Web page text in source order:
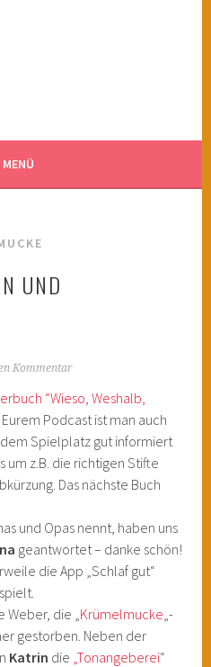
MENÜ
UND
Kommentar
“Wieso, Weshalb,
Podcast ist man auch
Spielplatz gut informiert
um z.B. die richtigen Stifte
Das nächste Buch
und Opas nennt, haben uns
geantwortet – danke schön!
die App „Schlaf gut“
Weber, die „Krümelmucke„-
gestorben. Neben der
Katrin die „Tonangeberei“